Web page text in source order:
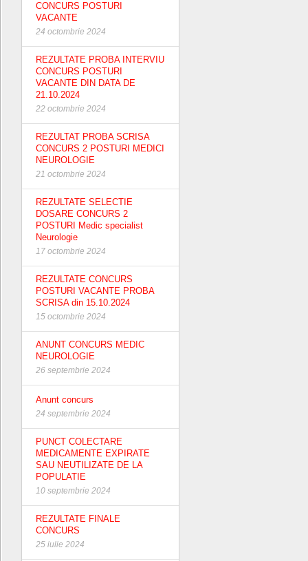
CONCURS POSTURI
VACANTE
24 octombrie 2024
REZULTATE PROBA INTERVIU
CONCURS POSTURI
VACANTE DIN DATA DE
21.10.2024
22 octombrie 2024
REZULTAT PROBA SCRISA
CONCURS 2 POSTURI MEDICI
NEUROLOGIE
21 octombrie 2024
REZULTATE SELECTIE
DOSARE CONCURS 2
POSTURI Medic specialist
Neurologie
17 octombrie 2024
REZULTATE CONCURS
POSTURI VACANTE PROBA
SCRISA din 15.10.2024
15 octombrie 2024
ANUNT CONCURS MEDIC
NEUROLOGIE
26 septembrie 2024
Anunt concurs
24 septembrie 2024
PUNCT COLECTARE
MEDICAMENTE EXPIRATE
SAU NEUTILIZATE DE LA
POPULATIE
10 septembrie 2024
REZULTATE FINALE
CONCURS
25 iulie 2024